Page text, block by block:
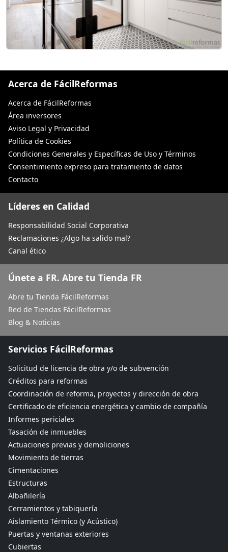
Acerca de FácilReformas
Acerca de FácilReformas
Área inversores
Aviso Legal y Privacidad
Política de Cookies
Condiciones Generales y Específicas de Uso y Términos
Consentimiento expreso para tratamiento de datos
Contacto
Líderes en Calidad
Responsabilidad Social Corporativa
Reclamaciones ¿Algo ha salido mal?
Canal ético
Únete a FR. Abre tu Tienda FR
Abre tu Tienda FácilReformas
Red de Tiendas FácilReformas
Blog & Noticias
Servicios FácilReformas
Solicitud de licencia de obra y/o de subvención
Créditos para reformas
Coordinación de reforma, proyectos y dirección de obra
Certificado de eficiencia energética y cambio de compañía
Informes periciales
Tasación de inmuebles
Actuaciones previas y demoliciones
Movimiento de tierras
Cimentaciones
Estructuras
Albañilería
Cerramientos y tabiquería
Aislamiento Térmico (y Acústico)
Puertas y ventanas exteriores
Cubiertas